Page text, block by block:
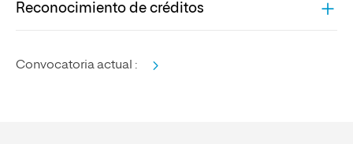
Reconocimiento de créditos
Convocatoria actual :